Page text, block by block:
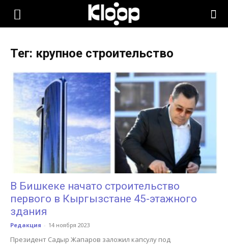
KLOOP.KG
Новости
Кыргызстана
Тег: крупное строительство
В Бишкеке начато строительство
первого в Кыргызстане 45-этажного
здания
Редакция - 14 ноября 2023
Президент Садыр Жапаров заложил капсулу под